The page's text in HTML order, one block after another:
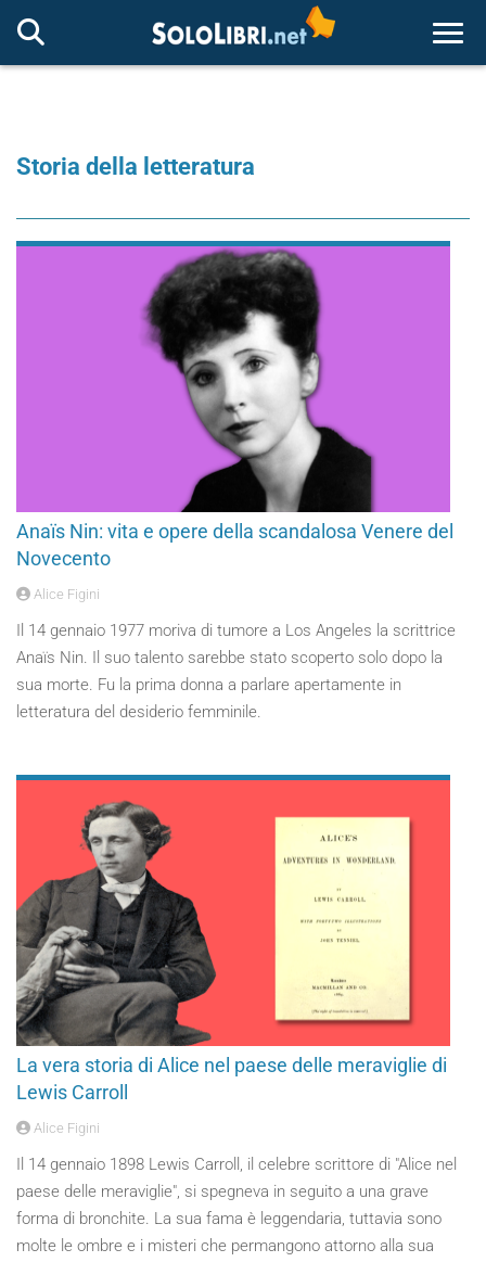
Storia della letteratura
Anaïs Nin: vita e opere della scandalosa Venere del
Novecento
Alice Figini
Il 14 gennaio 1977 moriva di tumore a Los Angeles la scrittrice
Anaïs Nin. Il suo talento sarebbe stato scoperto solo dopo la
sua morte. Fu la prima donna a parlare apertamente in
letteratura del desiderio femminile.
La vera storia di Alice nel paese delle meraviglie di
Lewis Carroll
Alice Figini
Il 14 gennaio 1898 Lewis Carroll, il celebre scrittore di "Alice nel
paese delle meraviglie", si spegneva in seguito a una grave
forma di bronchite. La sua fama è leggendaria, tuttavia sono
molte le ombre e i misteri che permangono attorno alla sua